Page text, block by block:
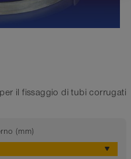
il fissaggio di tubi corrugati
(mm)